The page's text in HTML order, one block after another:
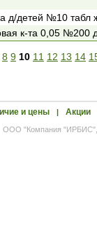
д/детей №10 табл
к-та 0,05 №200
8 9 10 11 12 13 14
и цены | Акции
ООО "Компания "ИРБИС",